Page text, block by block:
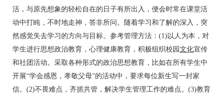
活，与原先想象的轻松自在的日子有所出入，便会时常在课堂活
动中打盹，不时地走神，答非所问。随着学习和了解的深入，突
然感觉失去学习的方向与目标。参考管理方法：(1)以人为本，对
学生进行思想政治教育，心理健康教育，积极组织校园 文化宣传
和社团活动。采取各种形式的政治思想教育，比如在所有学生中
开展“学会感恩，孝敬父母”的活动中，要求每位新生写一封家
信。(2)不畏难点，齐抓共管，解决学生管理工作的难点。(3)教育